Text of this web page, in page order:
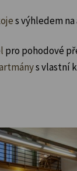
s výhledem
pro pohodové
s vlastní